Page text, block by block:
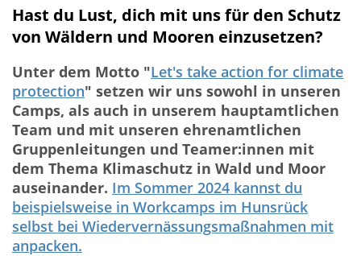
Hast du Lust, dich mit uns für den Schutz
von Wäldern und Mooren einzusetzen?
Unter dem Motto "Let's take action for climate
protection" setzen wir uns sowohl in unseren
Camps, als auch in unserem hauptamtlichen
Team und mit unseren ehrenamtlichen
Gruppenleitungen und Teamer:innen mit
dem Thema Klimaschutz in Wald und Moor
auseinander. Im Sommer 2024 kannst du
beispielsweise in Workcamps im Hunsrück
selbst bei Wiedervernässungsmaßnahmen mit
anpacken.